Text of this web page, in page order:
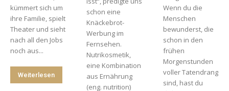
kümmert sich um
ihre Familie, spielt
Theater und sieht
nach all den Jobs
noch aus...
Weiterlesen
schon eine
Knäckebrot-
Werbung im
Fernsehen.
Nutrikosmetik,
eine Kombination
aus Ernährung
(eng. nutrition)
Wenn du die
Menschen
bewunderst, die
schon in den
frühen
Morgenstunden
voller Tatendrang
sind, hast du